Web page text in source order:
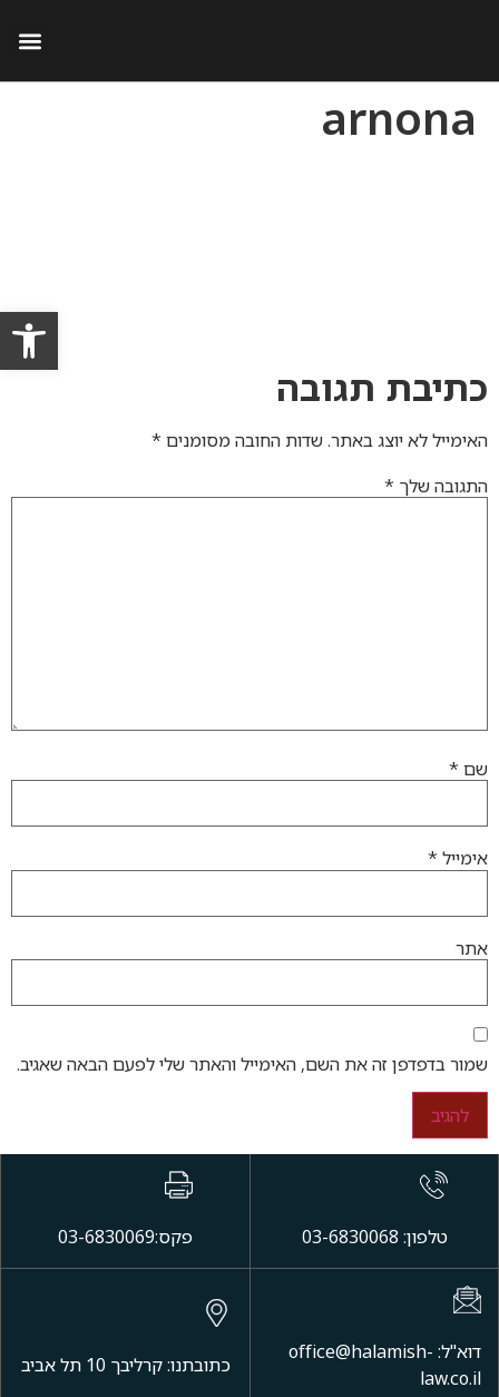
arnona
כתיבת תגובה
האימייל לא יוצג באתר.שדות החובה מסומנים *
התגובה שלך *
שם *
אימייל *
אתר
שמור בדפדפן זה את השם, האימייל והאתר שלי לפעם הבאה שאגיב.
טלפון: 03-6830068 פקס:03-6830069
דוא"ל: office@halamish-
law.co.il
כתובתנו: קרליבך 10 תל אביב
פתח